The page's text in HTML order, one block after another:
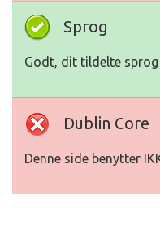
Sprog
Godt, dit tildelte sprog
Dublin Core
Denne side benytter